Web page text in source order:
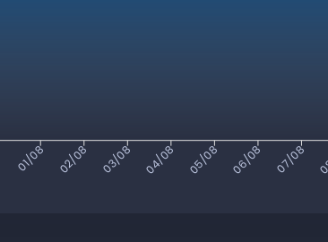
01/08 02/08 03/08 04/08 05/08 06/08 07/08